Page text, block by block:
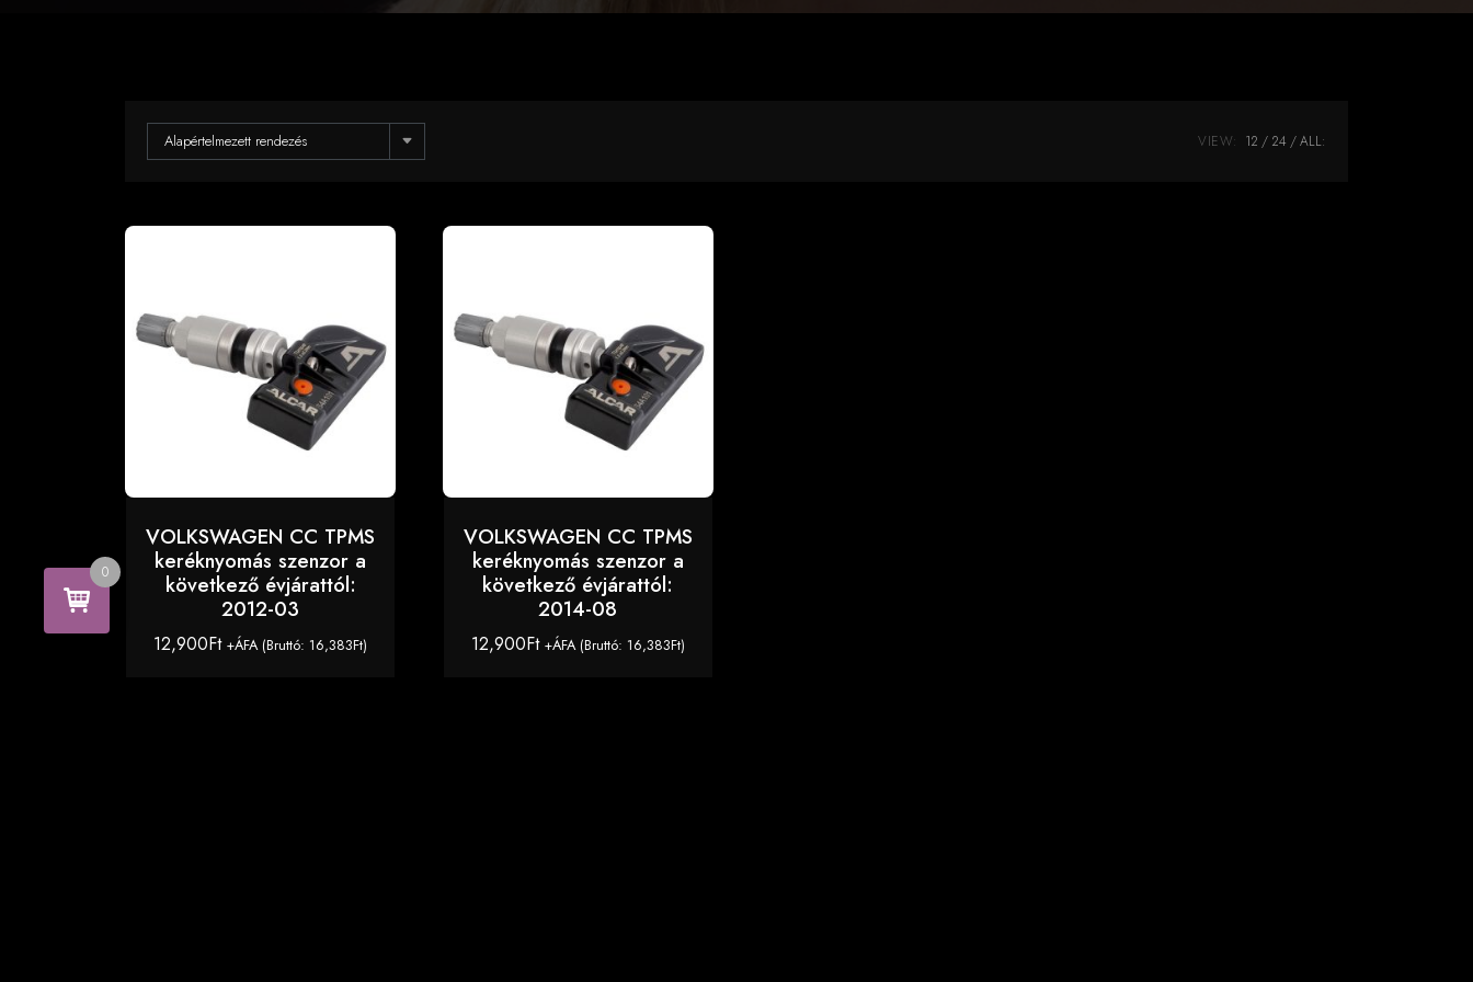
Alapértelmezett rendezés VIEW: 12 24 ALL:
VOLKSWAGEN CC TPMS
keréknyomás szenzor a
következő évjárattól:
2012-03
12,900Ft +ÁFA (Bruttó: 16,383Ft)
VOLKSWAGEN CC TPMS
keréknyomás szenzor a
következő évjárattól:
2014-08
12,900Ft +ÁFA (Bruttó: 16,383Ft)
0